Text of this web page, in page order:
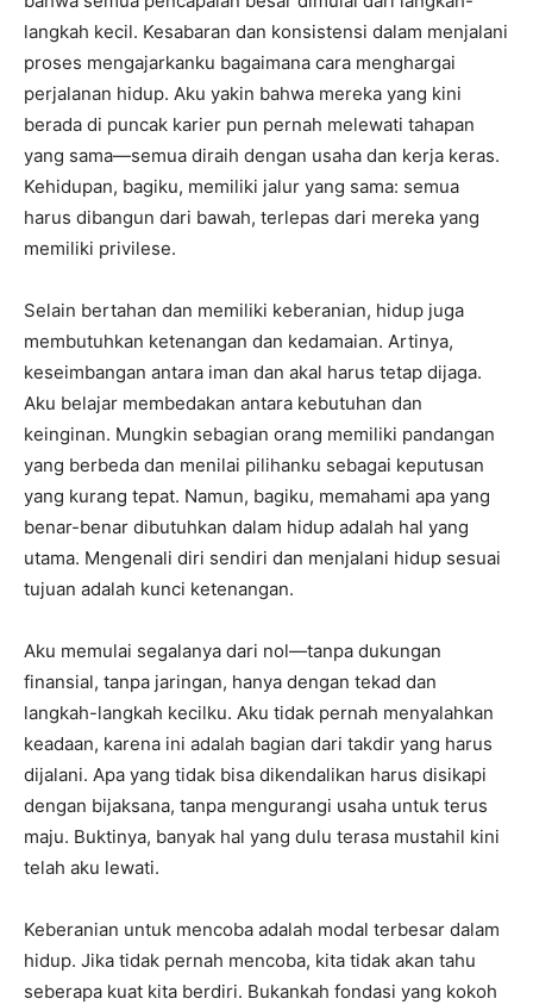
langkah kecil. Kesabaran dan konsistensi dalam menjalani
proses mengajarkanku bagaimana cara menghargai
perjalanan hidup. Aku yakin bahwa mereka yang kini
berada di puncak karier pun pernah melewati tahapan
yang sama—semua diraih dengan usaha dan kerja keras.
Kehidupan, bagiku, memiliki jalur yang sama: semua
harus dibangun dari bawah, terlepas dari mereka yang
memiliki privilese.
Selain bertahan dan memiliki keberanian, hidup juga
membutuhkan ketenangan dan kedamaian. Artinya,
keseimbangan antara iman dan akal harus tetap dijaga.
Aku belajar membedakan antara kebutuhan dan
keinginan. Mungkin sebagian orang memiliki pandangan
yang berbeda dan menilai pilihanku sebagai keputusan
yang kurang tepat. Namun, bagiku, memahami apa yang
benar-benar dibutuhkan dalam hidup adalah hal yang
utama. Mengenali diri sendiri dan menjalani hidup sesuai
tujuan adalah kunci ketenangan.
Aku memulai segalanya dari nol—tanpa dukungan
finansial, tanpa jaringan, hanya dengan tekad dan
langkah-langkah kecilku. Aku tidak pernah menyalahkan
keadaan, karena ini adalah bagian dari takdir yang harus
dijalani. Apa yang tidak bisa dikendalikan harus disikapi
dengan bijaksana, tanpa mengurangi usaha untuk terus
maju. Buktinya, banyak hal yang dulu terasa mustahil kini
telah aku lewati.
Keberanian untuk mencoba adalah modal terbesar dalam
hidup. Jika tidak pernah mencoba, kita tidak akan tahu
seberapa kuat kita berdiri. Bukankah fondasi yang kokoh